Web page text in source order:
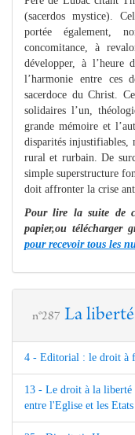
(sacerdos mystice).
portée également,
concomitance, à
développer, à l’heure
l’harmonie entre ces
sacerdoce du Christ.
solidaires l’un,
grande mémoire et
disparités injustifiables,
rural et rurbain. De
simple superstructure
doit affronter la crise
Pour lire la suite de
papier,ou télécharger
pour recevoir tous les
n°287 La
4 - Editorial : le droit à
13 - Le droit à la liberté
entre l'Eglise et les